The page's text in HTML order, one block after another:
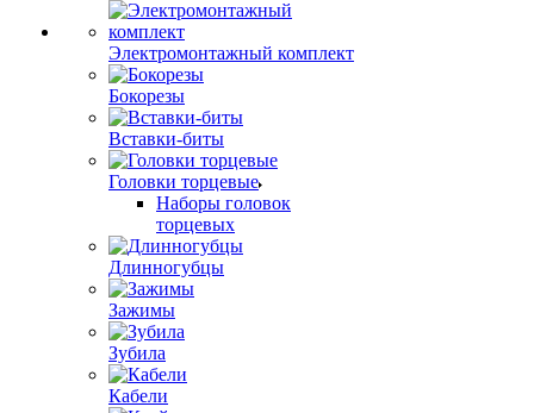
Электромонтажный комплект
Бокорезы
Вставки-биты
Головки торцевые
Наборы головок
торцевых
Длинногубцы
Зажимы
Зубила
Кабели